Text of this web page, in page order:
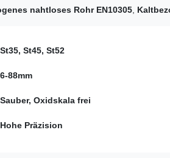
nahtloses Rohr EN10305
St35, St45, St52
6-88mm
Sauber, Oxidskala frei
Hohe Präzision